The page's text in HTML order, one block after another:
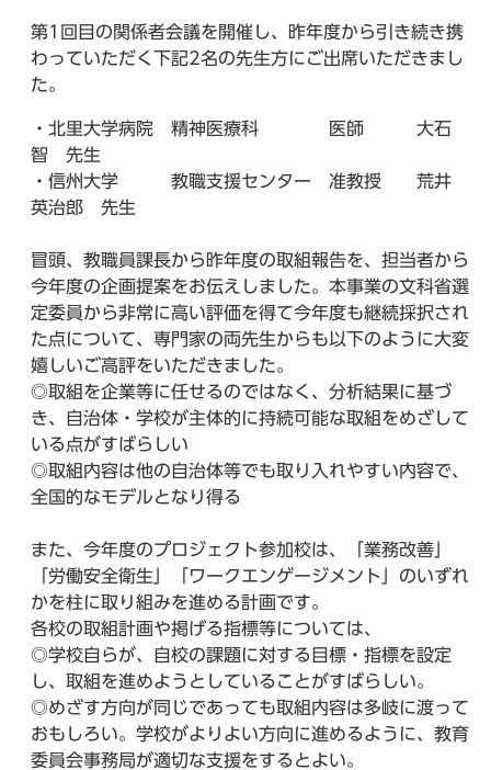
第1回目の関係者会議を開催し、昨年度から引き続き携
わっていただく下記2名の先生方にご出席いただきまし
た。
・北里大学病院 精神医療科 医師 大石
智 先生
・信州大学 教職支援センター 准教授 荒井
英治郎 先生
冒頭、教職員課長から昨年度の取組報告を、担当者から
今年度の企画提案をお伝えしました。本事業の文科省選
定委員から非常に高い評価を得て今年度も継続採択され
た点について、専門家の両先生からも以下のように大変
嬉しいご高評をいただきました。
◎取組を企業等に任せるのではなく、分析結果に基づ
き、自治体・学校が主体的に持続可能な取組をめざして
いる点がすばらしい
◎取組内容は他の自治体等でも取り入れやすい内容で、
全国的なモデルとなり得る
また、今年度のプロジェクト参加校は、「業務改善」
「労働安全衛生」「ワークエンゲージメント」のいずれ
かを柱に取り組みを進める計画です。
各校の取組計画や掲げる指標等については、
◎学校自らが、自校の課題に対する目標・指標を設定
し、取組を進めようとしていることがすばらしい。
◎めざす方向が同じであっても取組内容は多岐に渡って
おもしろい。学校がよりよい方向に進めるように、教育
委員会事務局が適切な支援をするとよい。